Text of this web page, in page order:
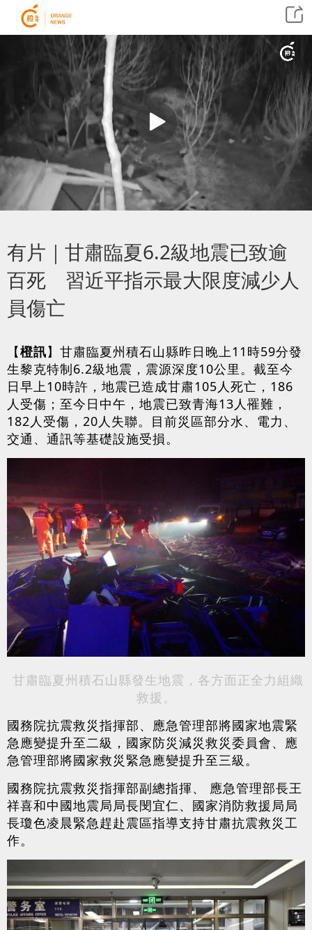
有片｜甘肅臨夏6.2級地震已致逾
百死 習近平指示最大限度減少人
員傷亡
【橙訊】甘肅臨夏州積石山縣昨日晚上11時59分發
生黎克特制6.2級地震，震源深度10公里。截至今
日早上10時許，地震已造成甘肅105人死亡，186
人受傷；至今日中午，地震已致青海13人罹難，
182人受傷，20人失聯。目前災區部分水、電力、
交通、通訊等基礎設施受損。
甘肅臨夏州積石山縣發生地震，各方面正全力組織
救援。
國務院抗震救災指揮部、應急管理部將國家地震緊
急應變提升至二級，國家防災減災救災委員會、應
急管理部將國家救災緊急應變提升至三級。
國務院抗震救災指揮部副總指揮、 應急管理部長王
祥喜和中國地震局局長閔宜仁、國家消防救援局局
長瓊色凌晨緊急趕赴震區指導支持甘肅抗震救災工
作。